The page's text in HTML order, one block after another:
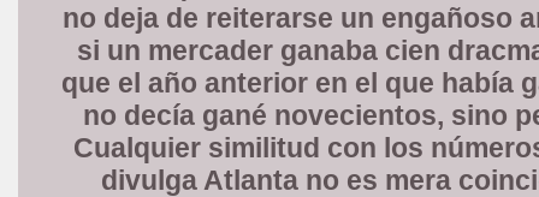
no deja de reiterarse un engañoso
si un mercader ganaba cien
que el año anterior en el que había
no decía gané novecientos, sino
Cualquier similitud con los
divulga Atlanta no es mera